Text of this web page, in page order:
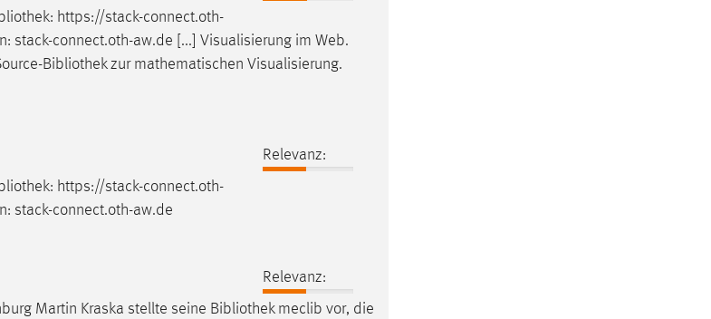
: https://stack-connect.oth-
stack-connect.oth-aw.de [...] Visualisierung im Web.
Bibliothekzur mathematischen Visualisierung.
Relevanz:
: https://stack-connect.oth-
stack-connect.oth-aw.de
Relevanz:
Martin Kraska stellte seine Bibliothekmeclib vor, die